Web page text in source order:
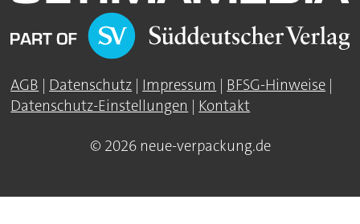
AGB | Datenschutz | Impressum | BFSG-Hinweise |
Datenschutz-Einstellungen | Kontakt
© 2026 neue-verpackung.de